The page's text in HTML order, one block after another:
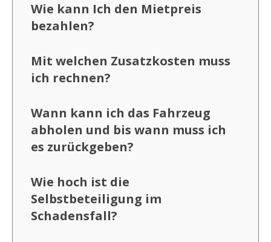
Wie kann Ich den Mietpreis
bezahlen?
Mit welchen Zusatzkosten muss
ich rechnen?
Wann kann ich das Fahrzeug
abholen und bis wann muss ich
es zurückgeben?
Wie hoch ist die
Selbstbeteiligung im
Schadensfall?